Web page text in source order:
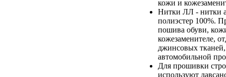
кожи и
Нитки ЛЛ - нитки
полиэстер 100%.
пошива обуви,
кожезаменителе,
джинсовых
автомобильной
Для прошивки
используют